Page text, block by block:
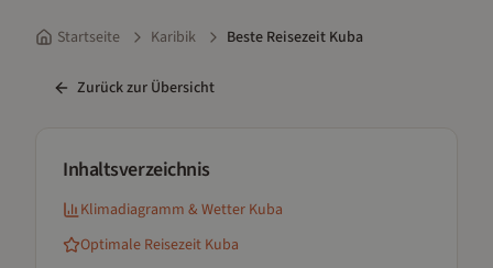
Startseite Karibik Beste Reisezeit Kuba
Zurück zur Übersicht
Inhaltsverzeichnis
Klimadiagramm & Wetter Kuba
Optimale Reisezeit Kuba